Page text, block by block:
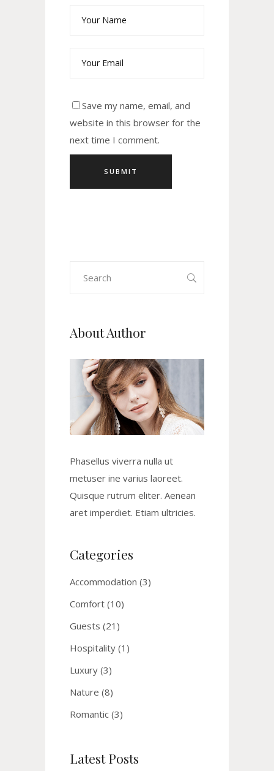
Save my name, email, and
website in this browser for the
next time I comment.
About Author
Phasellus viverra nulla ut
metuser ine varius laoreet.
Quisque rutrum eliter. Aenean
aret imperdiet. Etiam ultricies.
Categories
Accommodation (3)
Comfort (10)
Guests (21)
Hospitality (1)
Luxury (3)
Nature (8)
Romantic (3)
Latest Posts